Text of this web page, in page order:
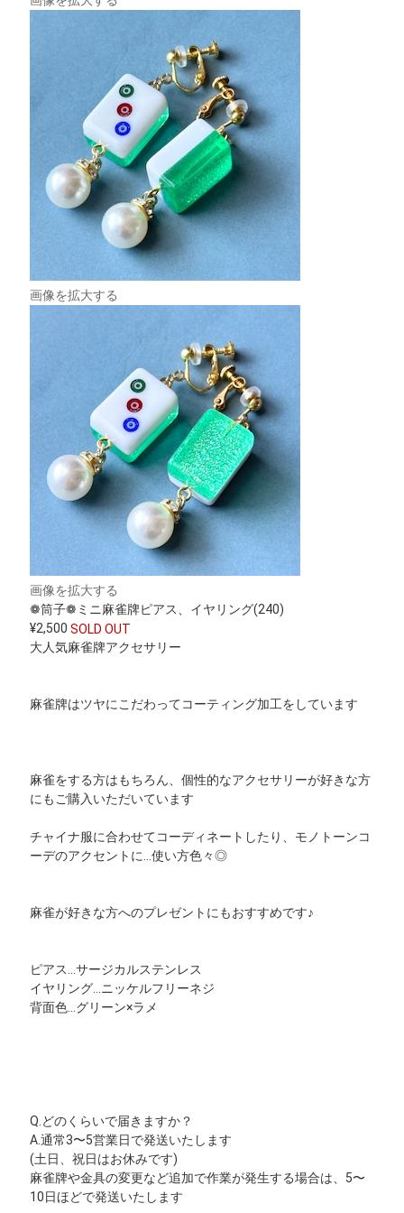
画像を拡大する
画像を拡大する
❁筒子❁ミニ 麻雀牌ピアス、イヤリング(240)
¥2,500 SOLD OUT
大人気麻雀牌アクセサリー
麻雀牌はツヤにこだわってコーティング加工をしています
麻雀をする方はもちろん、個性的なアクセサリーが好きな方
にもご購入いただいています
チャイナ服に合わせてコーディネートしたり、モノトーンコ
ーデのアクセントに…使い方色々◎
麻雀が好きな方へのプレゼントにもおすすめです♪
ピアス…サージカルステンレス
イヤリング…ニッケルフリーネジ
背面色…グリーン×ラメ
Q.どのくらいで届きますか？
A.通常3〜5営業日で発送いたします
(土日、祝日はお休みです)
麻雀牌や金具の変更など追加で作業が発生する場合は、5〜
10日ほどで発送いたします